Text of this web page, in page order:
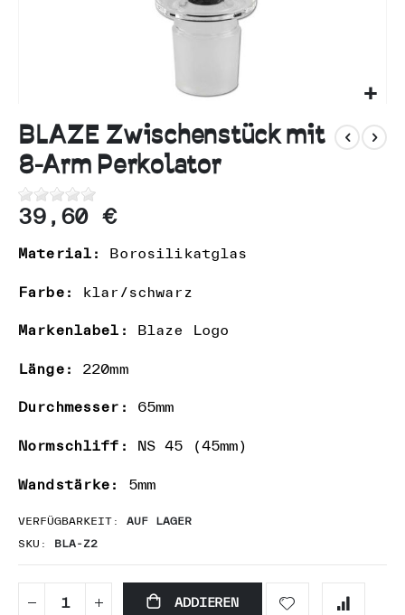
Anfang
Bildgalerie
springen
BLAZE Zwischenstück mit
8-Arm Perkolator
39,60 €
Material: Borosilikatglas
Farbe: klar/schwarz
Markenlabel: Blaze Logo
Länge: 220mm
Durchmesser: 65mm
Normschliff: NS 45 (45mm)
Wandstärke: 5mm
VERFÜGBARKEIT:
AUF LAGER
SKU
BLA-Z2
ADDIEREN